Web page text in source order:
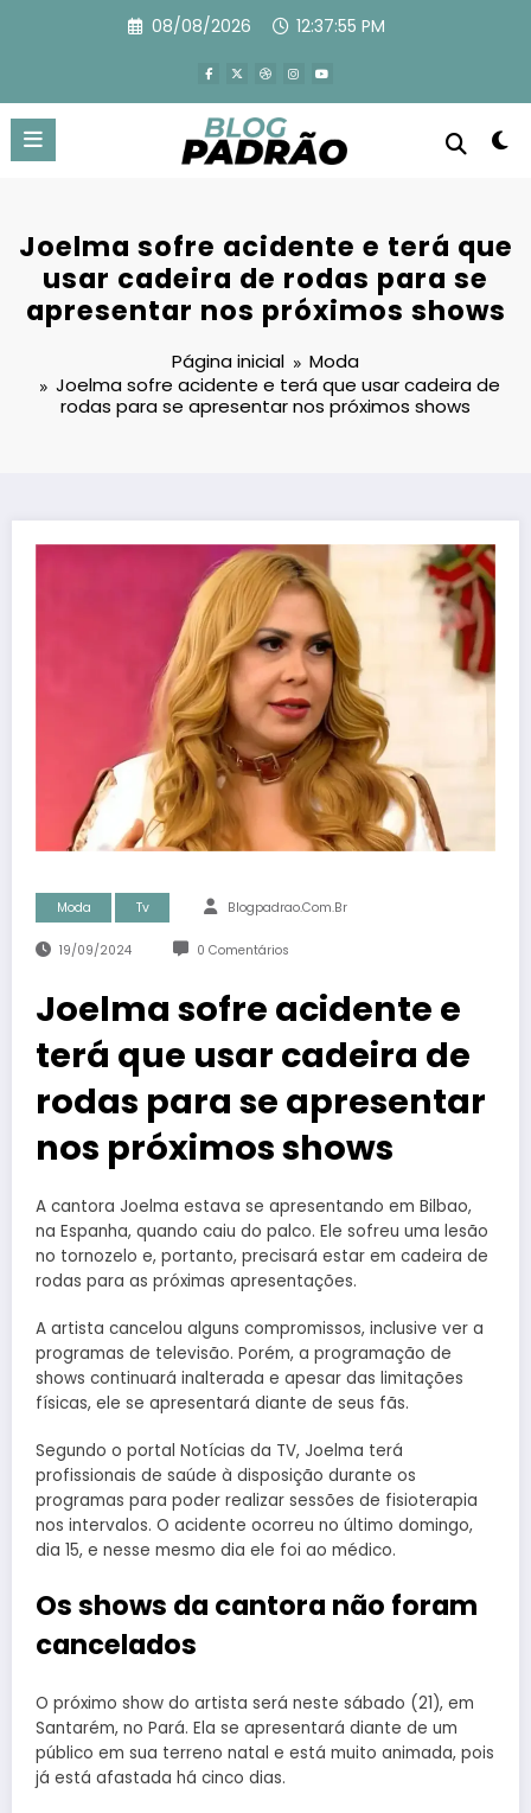
08/08/2026 12:37:57 PM
Joelma sofre acidente e terá que
usar cadeira de rodas para se
apresentar nos próximos shows
Página inicial
Moda
Joelma sofre acidente e terá que usar cadeira de
rodas para se apresentar nos próximos shows
Moda Tv Blogpadrao.com.br
19/09/2024 0 Comentários
Joelma sofre acidente e
terá que usar cadeira de
rodas para se apresentar
nos próximos shows
A cantora Joelma estava se apresentando em Bilbao,
na Espanha, quando caiu do palco. Ele sofreu uma lesão
no tornozelo e, portanto, precisará estar em cadeira de
rodas para as próximas apresentações.
A artista cancelou alguns compromissos, inclusive ver a
programas de televisão. Porém, a programação de
shows continuará inalterada e apesar das limitações
físicas, ele se apresentará diante de seus fãs.
Segundo o portal Notícias da TV, Joelma terá
profissionais de saúde à disposição durante os
programas para poder realizar sessões de fisioterapia
nos intervalos. O acidente ocorreu no último domingo,
dia 15, e nesse mesmo dia ele foi ao médico.
Os shows da cantora não foram
cancelados
O próximo show do artista será neste sábado (21), em
Santarém, no Pará. Ela se apresentará diante de um
público em sua terreno natal e está muito animada, pois
já está afastada há cinco dias.